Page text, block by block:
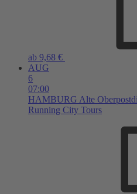
ab 9,68 €
AUG
6
07:00
HAMBURG Alte
Running City Tours